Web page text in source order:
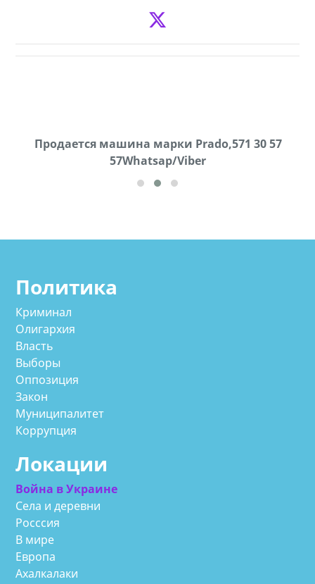
Продается машина марки Prado,571 30 57
57Whatsap/Viber
Продаются грабли под лощадь ,+995 551 08 62
72
Политика
Криминал
Олигархия
Власть
Выборы
Оппозиция
Закон
Муниципалитет
Коррупция
Локации
Война в Украине
Села и деревни
Росссия
В мире
Европа
Ахалкалаки